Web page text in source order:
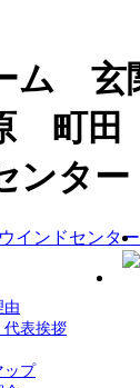
ム 玄
町田
ンター
由
代表挨拶
ップ